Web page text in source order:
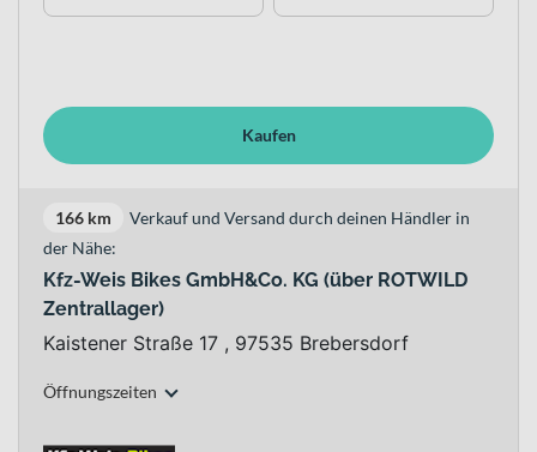
Kaufen
166 km
Verkauf und Versand durch deinen Händler in
der Nähe:
Kfz-Weis Bikes GmbH&Co. KG (über ROTWILD
Zentrallager)
Kaistener Straße 17 , 97535 Brebersdorf
Öffnungszeiten